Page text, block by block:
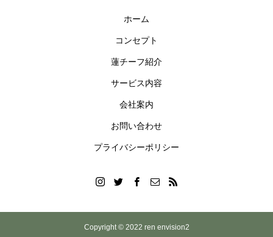
ホーム
コンセプト
蓮チーフ紹介
サービス内容
会社案内
お問い合わせ
プライバシーポリシー
Copyright © 2022 ren envision2